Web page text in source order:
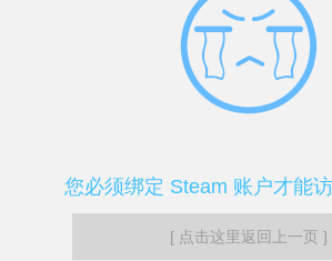
您必须绑定 Steam 账户才能
[ 点击这里返回上一页 ]